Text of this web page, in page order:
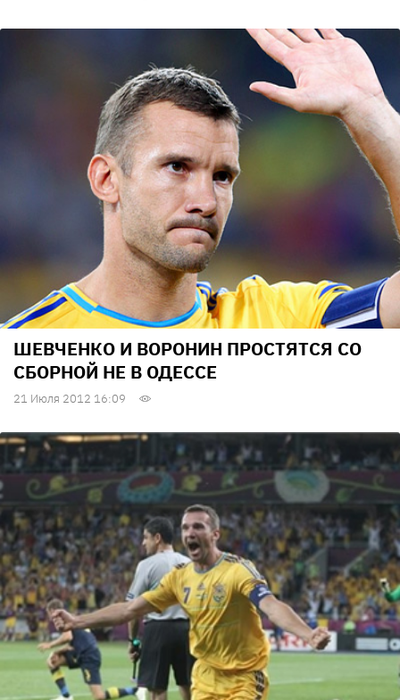
ШЕВЧЕНКО И ВОРОНИН ПРОСТЯТСЯ СО
СБОРНОЙ НЕ В ОДЕССЕ
21 Июля 2012 16:09